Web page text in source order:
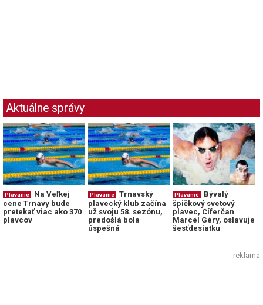
Aktuálne správy
Plávanie
Na Veľkej
cene Trnavy bude
pretekať viac ako 370
plavcov
Plávanie
Trnavský
plavecký klub začína
už svoju 58. sezónu,
predošlá bola
úspešná
Plávanie
Bývalý
špičkový svetový
plavec, Cíferčan
Marcel Géry, oslavuje
šesťdesiatku
reklama